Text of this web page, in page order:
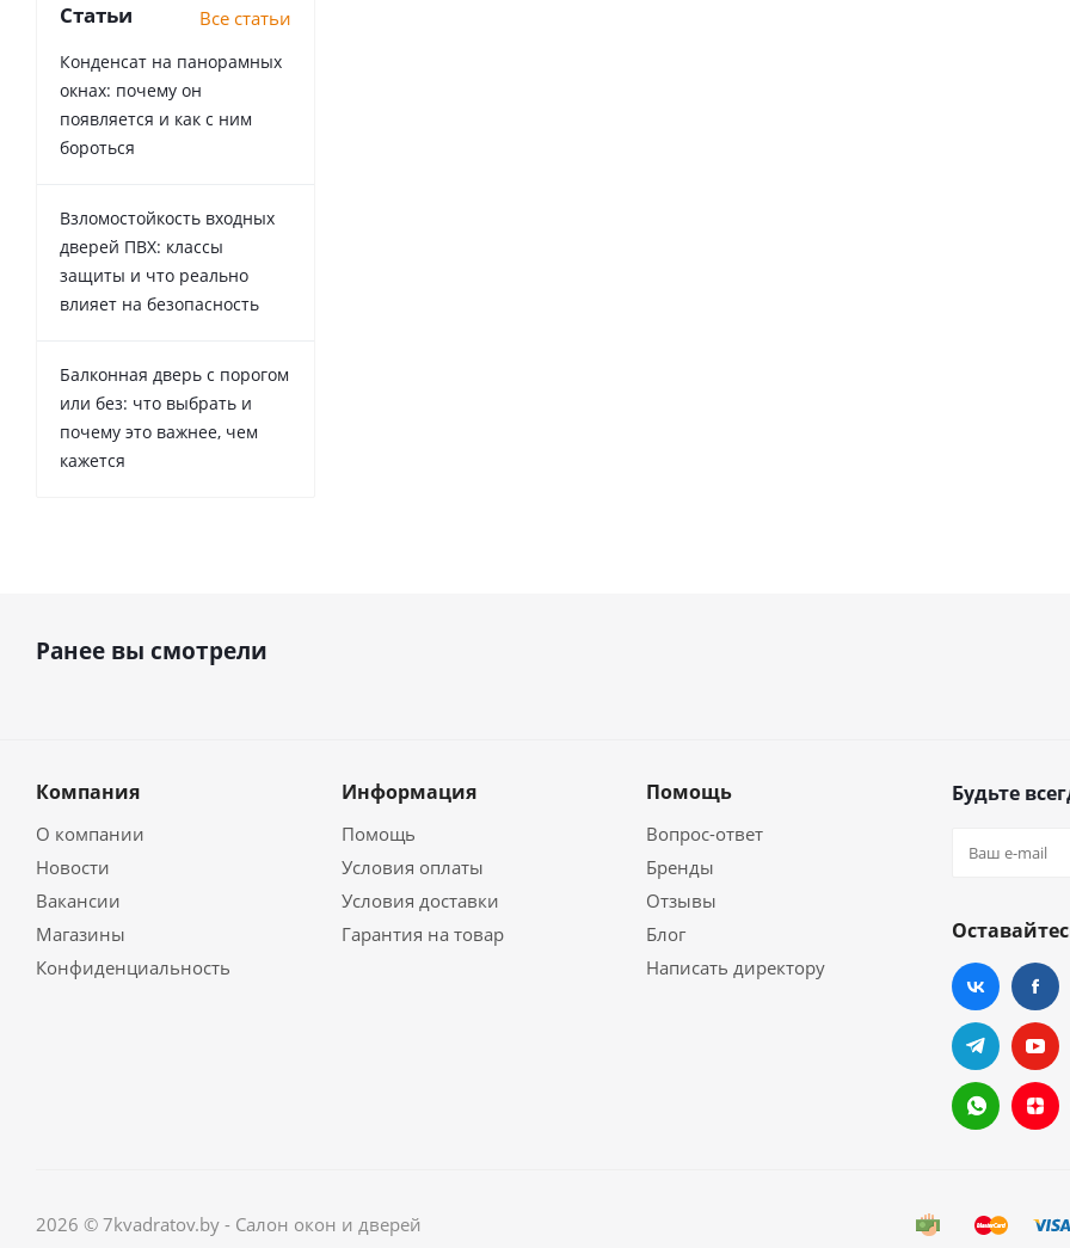
Статьи Все статьи
Конденсат на панорамных
окнах: почему он
появляется и как с ним
бороться
Взломостойкость входных
дверей ПВХ: классы
защиты и что реально
влияет на безопасность
Балконная дверь с порогом
или без: что выбрать и
почему это важнее, чем
кажется
Ранее вы смотрели
Компания
О компании
Новости
Вакансии
Магазины
Конфиденциальность
Информация
Помощь
Условия оплаты
Условия доставки
Гарантия на товар
Помощь
Вопрос-ответ
Бренды
Отзывы
Блог
Написать директору
Будьте
2026 © 7kvadratov.by - Салон окон и дверей